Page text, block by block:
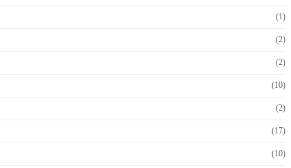
(1)
(2)
(2)
(10)
(2)
(17)
(10)